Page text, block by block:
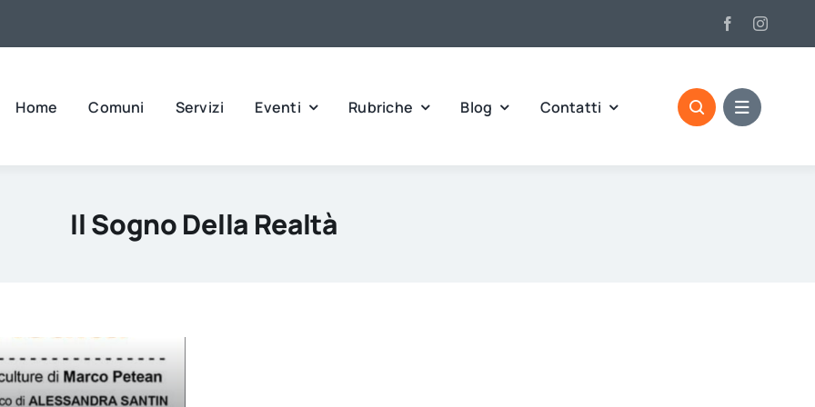
Home Comuni Servizi Eventi Rubriche Blog Contatti
Il Sogno Della Realtà